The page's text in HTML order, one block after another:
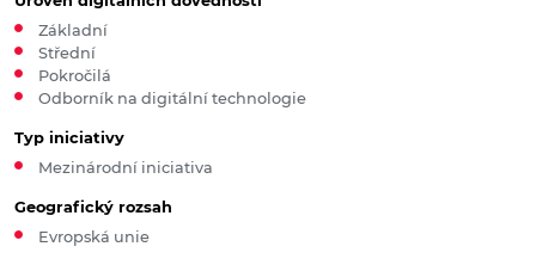
Základní
Střední
Pokročilá
Odborník na digitální technologie
Typ iniciativy
Mezinárodní iniciativa
Geografický rozsah
Evropská unie